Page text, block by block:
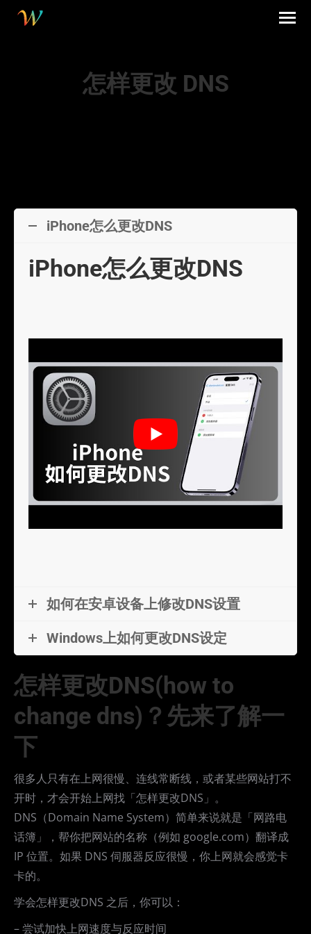
怎样更改 DNS
iPhone怎么更改DNS
iPhone怎么更改DNS
如何在安卓设备上修改DNS设置
Windows上如何更改DNS设定
怎样更改DNS(how to
change dns)？先来了解一
下
很多人只有在上网很慢、连线常断线，或者某些网站打不
开时，才会开始上网找「怎样更改DNS」。
DNS（Domain Name System）简单来说就是「网路电
话簿」，帮你把网站的名称（例如 google.com）翻译成
IP 位置。如果 DNS 伺服器反应很慢，你上网就会感觉卡
卡的。
学会怎样更改DNS 之后，你可以：
– 尝试加快上网速度与反应时间